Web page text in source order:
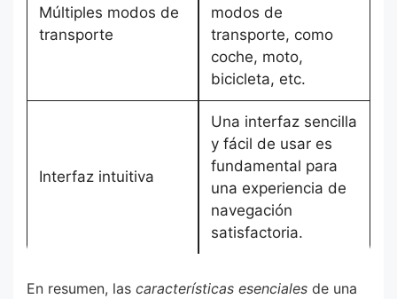
Múltiples modos de
transporte
modos de
transporte, como
coche, moto,
bicicleta, etc.
Interfaz intuitiva
Una interfaz sencilla
y fácil de usar es
fundamental para
una experiencia de
navegación
satisfactoria.
En resumen, las características esenciales de una